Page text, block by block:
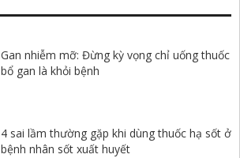
Gan nhiễm mỡ: Đừng kỳ vọng chỉ uống thuốc
bổ gan là khỏi bệnh
4 sai lầm thường gặp khi dùng thuốc hạ sốt ở
bệnh nhân sốt xuất huyết